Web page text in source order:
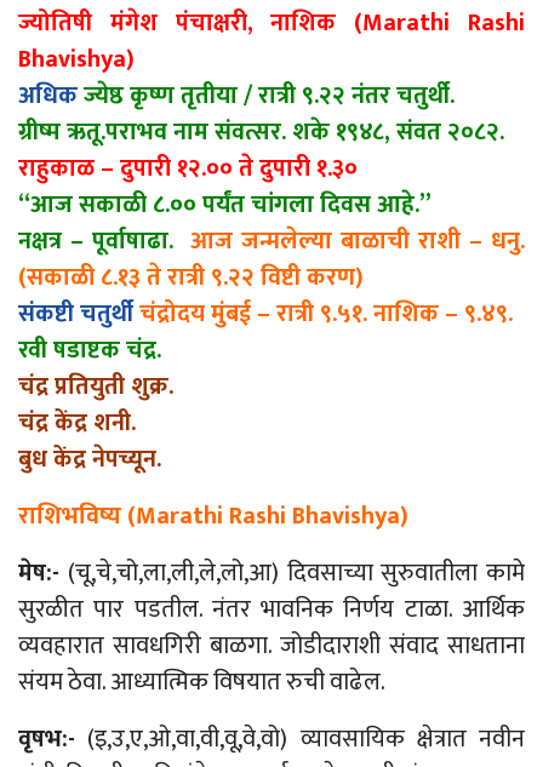
ज्योतिषी मंगेश पंचाक्षरी, नाशिक (Marathi Rashi
Bhavishya)
अधिकज्येष्ठ कृष्ण तृतीया / रात्री ९.२२ नंतर चतुर्थी.
ग्रीष्म ऋतू.पराभव नाम संवत्सर. शके १९४८, संवत २०८२.
राहुकाळ – दुपारी १२.०० ते दुपारी १.३०
“आज सकाळी ८.०० पर्यंत चांगला दिवस आहे.”
नक्षत्र – पूर्वाषाढा. आज जन्मलेल्या बाळाची राशी – धनु.
(सकाळी ८.१३ ते रात्री ९.२२ विष्टी करण)
संकष्टी चतुर्थीचंद्रोदय मुंबई – रात्री ९.५१. नाशिक – ९.४९.
रवी षडाष्टक चंद्र.
चंद्र प्रतियुती शुक्र.
चंद्र केंद्र शनी.
बुध केंद्र नेपच्यून.
राशिभविष्य (Marathi Rashi Bhavishya)
मेष:- (चू,चे,चो,ला,ली,ले,लो,आ) दिवसाच्या सुरुवातीला कामे
सुरळीत पार पडतील. नंतर भावनिक निर्णय टाळा. आर्थिक
व्यवहारात सावधगिरी बाळगा. जोडीदाराशी संवाद साधताना
संयम ठेवा. आध्यात्मिक विषयात रुची वाढेल.
वृषभ:- (इ,उ,ए,ओ,वा,वी,वू,वे,वो) व्यावसायिक क्षेत्रात नवीन